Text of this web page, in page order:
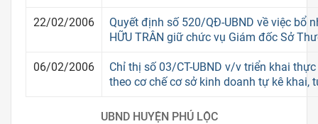
22/02/2006
Quyết định số 520/QĐ-UBND về việc bổ
HỮU TRÂN giữ chức vụ Giám đốc Sở
06/02/2006
Chỉ thị số 03/CT-UBND v/v triển khai
theo cơ chế cơ sở kinh doanh tự kê khai,
UBND HUYỆN PHÚ LỘC